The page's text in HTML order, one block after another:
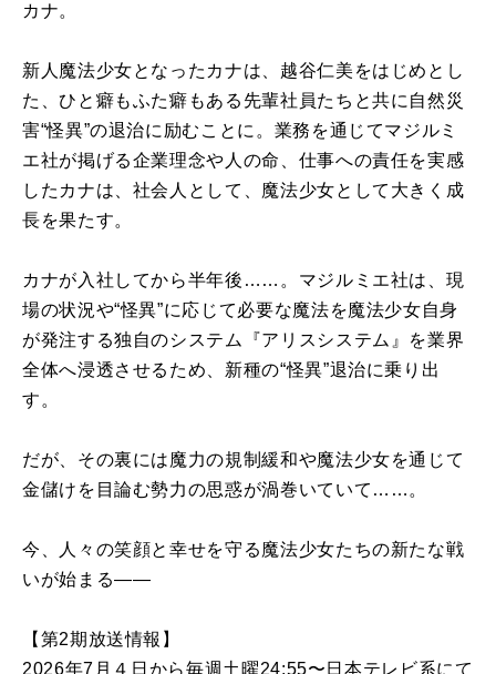
カナ。
新人魔法少女となったカナは、越谷仁美をはじめとし
た、ひと癖もふた癖もある先輩社員たちと共に自然災
害“怪異”の退治に励むことに。業務を通じてマジルミ
エ社が掲げる企業理念や人の命、仕事への責任を実感
したカナは、社会人として、魔法少女として大きく成
長を果たす。
カナが入社してから半年後……。マジルミエ社は、現
場の状況や“怪異”に応じて必要な魔法を魔法少女自身
が発注する独自のシステム『アリスシステム』を業界
全体へ浸透させるため、新種の“怪異”退治に乗り出
す。
だが、その裏には魔力の規制緩和や魔法少女を通じて
金儲けを目論む勢力の思惑が渦巻いていて……。
今、人々の笑顔と幸せを守る魔法少女たちの新たな戦
いが始まる――
【第2期放送情報】
2026年7月４日から毎週土曜24:55〜日本テレビ系にて